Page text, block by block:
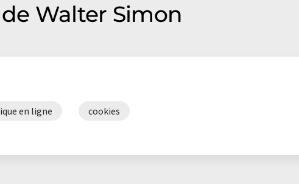
Walter Simon
en ligne cookies